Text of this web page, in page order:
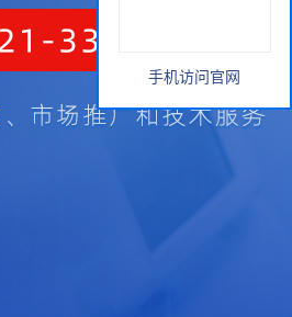
手机访问官网